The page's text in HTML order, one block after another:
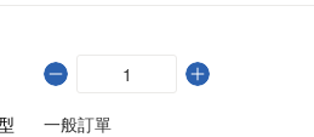
一般訂單